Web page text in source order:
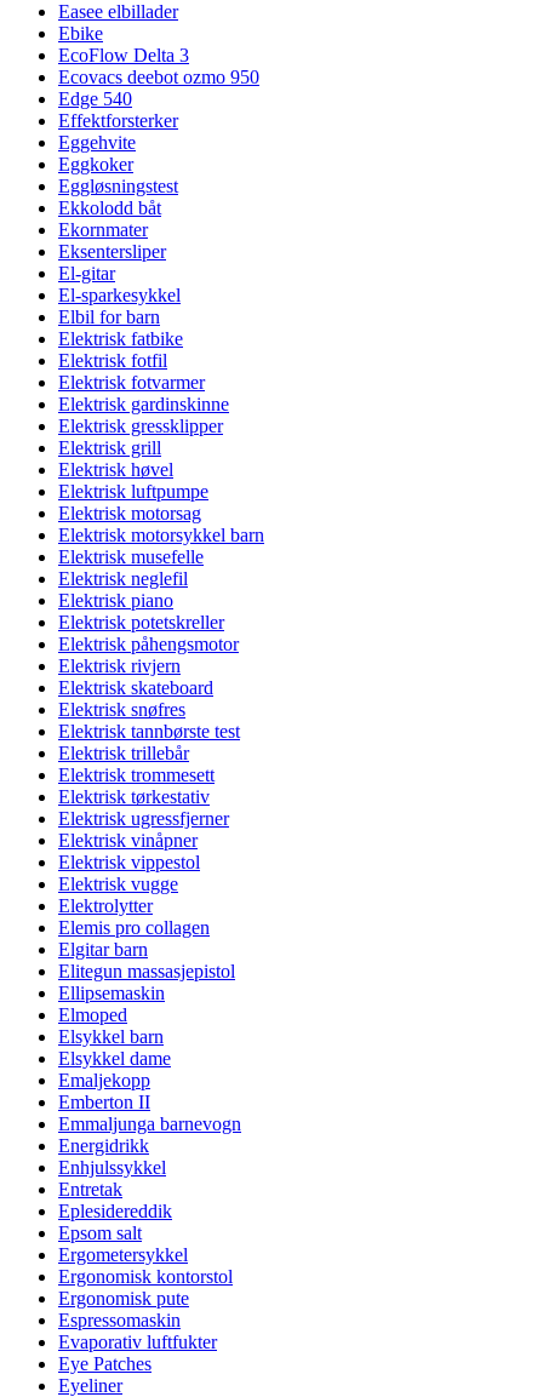
Easee elbillader
Ebike
EcoFlow Delta 3
Ecovacs deebot ozmo 950
Edge 540
Effektforsterker
Eggehvite
Eggkoker
Eggløsningstest
Ekkolodd båt
Ekornmater
Eksentersliper
El-gitar
El-sparkesykkel
Elbil for barn
Elektrisk fatbike
Elektrisk fotfil
Elektrisk fotvarmer
Elektrisk gardinskinne
Elektrisk gressklipper
Elektrisk grill
Elektrisk høvel
Elektrisk luftpumpe
Elektrisk motorsag
Elektrisk motorsykkel barn
Elektrisk musefelle
Elektrisk neglefil
Elektrisk piano
Elektrisk potetskreller
Elektrisk påhengsmotor
Elektrisk rivjern
Elektrisk skateboard
Elektrisk snøfres
Elektrisk tannbørste test
Elektrisk trillebår
Elektrisk trommesett
Elektrisk tørkestativ
Elektrisk ugressfjerner
Elektrisk vinåpner
Elektrisk vippestol
Elektrisk vugge
Elektrolytter
Elemis pro collagen
Elgitar barn
Elitegun massasjepistol
Ellipsemaskin
Elmoped
Elsykkel barn
Elsykkel dame
Emaljekopp
Emberton II
Emmaljunga barnevogn
Energidrikk
Enhjulssykkel
Entretak
Eplesidereddik
Epsom salt
Ergometersykkel
Ergonomisk kontorstol
Ergonomisk pute
Espressomaskin
Evaporativ luftfukter
Eye Patches
Eyeliner